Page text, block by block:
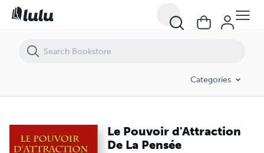
Categories
Le Pouvoir d'Attraction
De La Pensée
Le Pouvoir d'Attraction De La Pensée